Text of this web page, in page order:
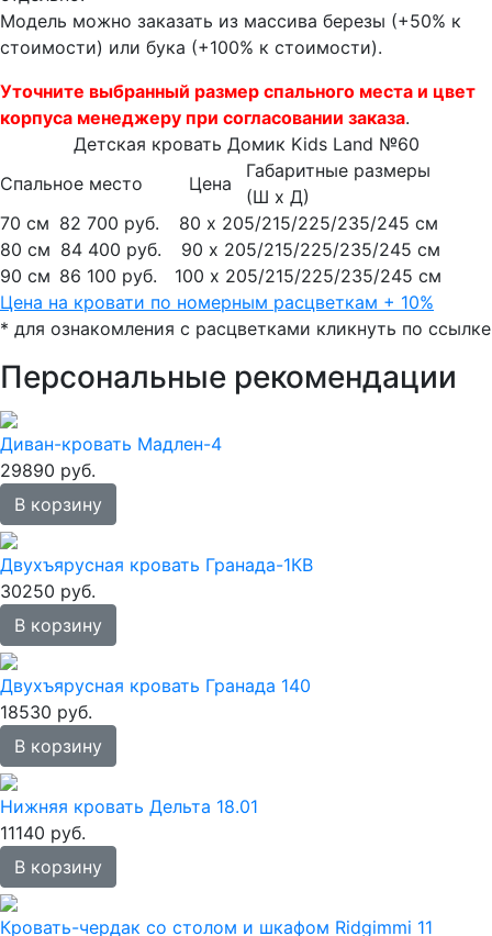
Модель можно заказать из массива березы (+50% к
стоимости) или бука (+100% к стоимости).
Уточните выбранный размер спального места и цвет
корпуса менеджеру при согласовании заказа.
Детская кровать Домик Kids Land №60
Спальное место
Цена
Габаритные размеры
(Ш x Д)
70 см 82 700 руб.
80 х 205/215/225/235/245 см
80 см 84 400 руб.
90 х 205/215/225/235/245 см
90 см 86 100 руб.
100 х 205/215/225/235/245 см
Цена на кровати по номерным расцветкам + 10%
* для ознакомления с расцветками кликнуть по ссылке
Персональные рекомендации
Диван-кровать Мадлен-4
29890 руб.
В корзину
Двухъярусная кровать Гранада-1КВ
30250 руб.
В корзину
Двухъярусная кровать Гранада 140
18530 руб.
В корзину
Нижняя кровать Дельта 18.01
11140 руб.
В корзину
Кровать-чердак со столом и шкафом Ridgimmi 11